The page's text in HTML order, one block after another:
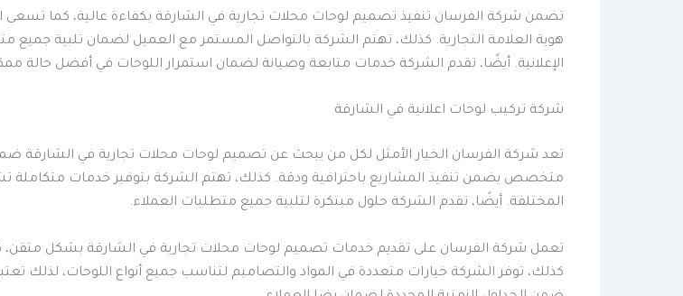
تضمن شركة الفرسان تنفيذ تصميم لوحات محلات تجارية في الشارقة بكفاءة عالية، كما
هوية العلامة التجارية. كذلك، تهتم الشركة بالتواصل المستمر مع العميل لضمان تلبية
الإعلانية. أيضًا، تقدم الشركة خدمات متابعة وصيانة لضمان استمرار اللوحات في أفضل حالة
شركة تركيب لوحات اعلانية في الشارقة
تعد شركة الفرسان الخيار الأمثل لكل من يبحث عن تصميم لوحات محلات تجارية في الشارقة
متخصص يضمن تنفيذ المشاريع باحترافية ودقة. كذلك، تهتم الشركة بتوفير خدمات متكاملة
المختلفة. أيضًا، تقدم الشركة حلول مبتكرة لتلبية جميع متطلبات العملاء.
تعمل شركة الفرسان على تقديم خدمات تصميم لوحات محلات تجارية في الشارقة بشكل متقن،
كذلك، توفر الشركة خيارات متعددة في المواد والتصاميم لتناسب جميع أنواع اللوحات، لذلك